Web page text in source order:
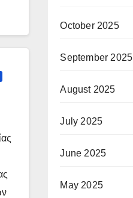
October 2025
September 2025
August 2025
July 2025
June 2025
May 2025